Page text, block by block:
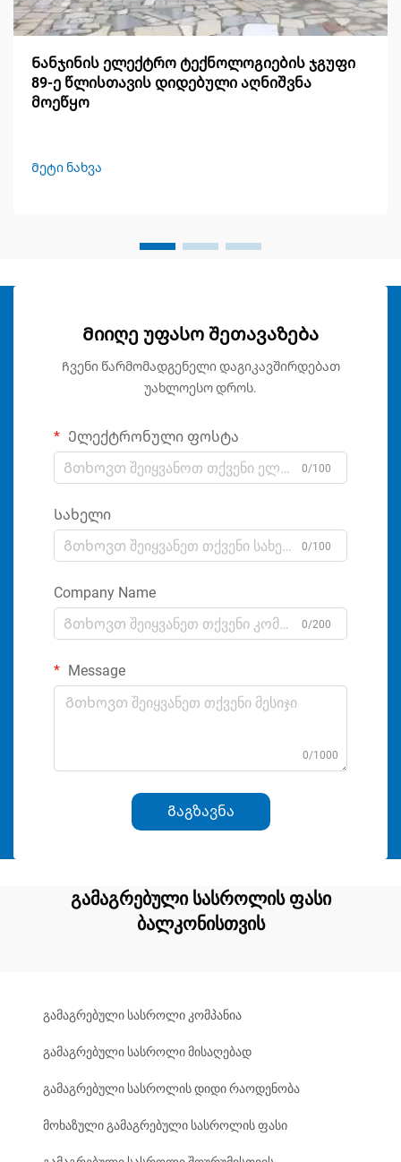
Ნანჯინის ელექტრო ტექნოლოგიების ჯგუფი
89-ე წლისთავის დიდებული აღნიშვნა
მოეწყო
Მეტი ნახვა
Მიიღე უფასო შეთავაზება
Ჩვენი წარმომადგენელი დაგიკავშირდებათ
უახლოესო დროს.
Ელექტრონული ფოსტა
0/100
Სახელი
0/100
Company Name
0/200
Message
0/1000
Გაგზავნა
გამაგრებული სასროლის ფასი
ბალკონისთვის
გამაგრებული სასროლი კომპანია
გამაგრებული სასროლი მისაღებად
გამაგრებული სასროლის დიდი რაოდენობა
მოხაზული გამაგრებული სასროლის ფასი